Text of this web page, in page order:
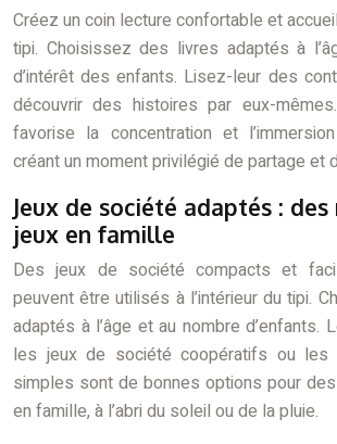
Créez un coin lecture confortable et
tipi. Choisissez des livres adaptés à
d’intérêt des enfants. Lisez-leur des
découvrir des histoires par eux-
favorise la concentration et
créant un moment privilégié de partage et
Jeux de société adaptés :
jeux en famille
Des jeux de société compacts et
peuvent être utilisés à l’intérieur du tipi.
adaptés à l’âge et au nombre d’enfants.
les jeux de société coopératifs ou les
simples sont de bonnes options pour
en famille, à l’abri du soleil ou de la pluie.